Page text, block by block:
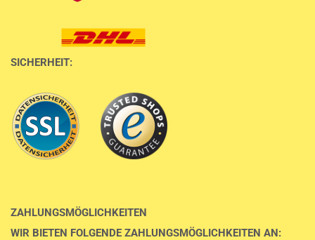
SICHERHEIT:
ZAHLUNGSMÖGLICHKEITEN
WIR BIETEN FOLGENDE ZAHLUNGSMÖGLICHKEITEN AN: